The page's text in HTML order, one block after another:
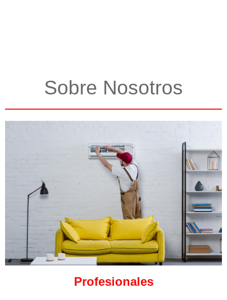
Sobre Nosotros
Profesionales